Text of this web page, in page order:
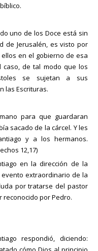
uno de los Doce está sin
de Jerusalén, es visto por
en el gobierno de esa
caso, de tal modo que los
se sujetan a sus
las Escrituras.
para que guardaran
sacado de la cárcel. Y les
y a los hermanos.
12,17)
en la dirección de la
extraordinario de la
por tratarse del pastor
reconocido por Pedro.
respondió, diciendo: